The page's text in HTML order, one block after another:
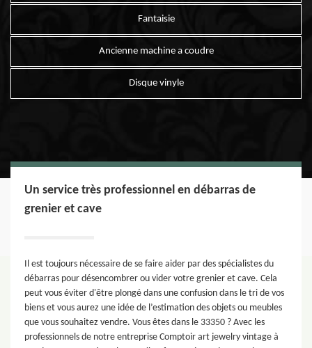
Fantaisie
Ancienne machine a coudre
Disque vinyle
Un service très professionnel en débarras de
grenier et cave
Il est toujours nécessaire de se faire aider par des spécialistes du
débarras pour désencombrer ou vider votre grenier et cave. Cela
peut vous éviter d'être plongé dans une confusion dans le tri de vos
biens et vous aurez une idée de l’estimation des objets ou meubles
que vous souhaitez vendre. Vous êtes dans le 33350 ? Avec les
professionnels de notre entreprise Comptoir art jewelry vintage à